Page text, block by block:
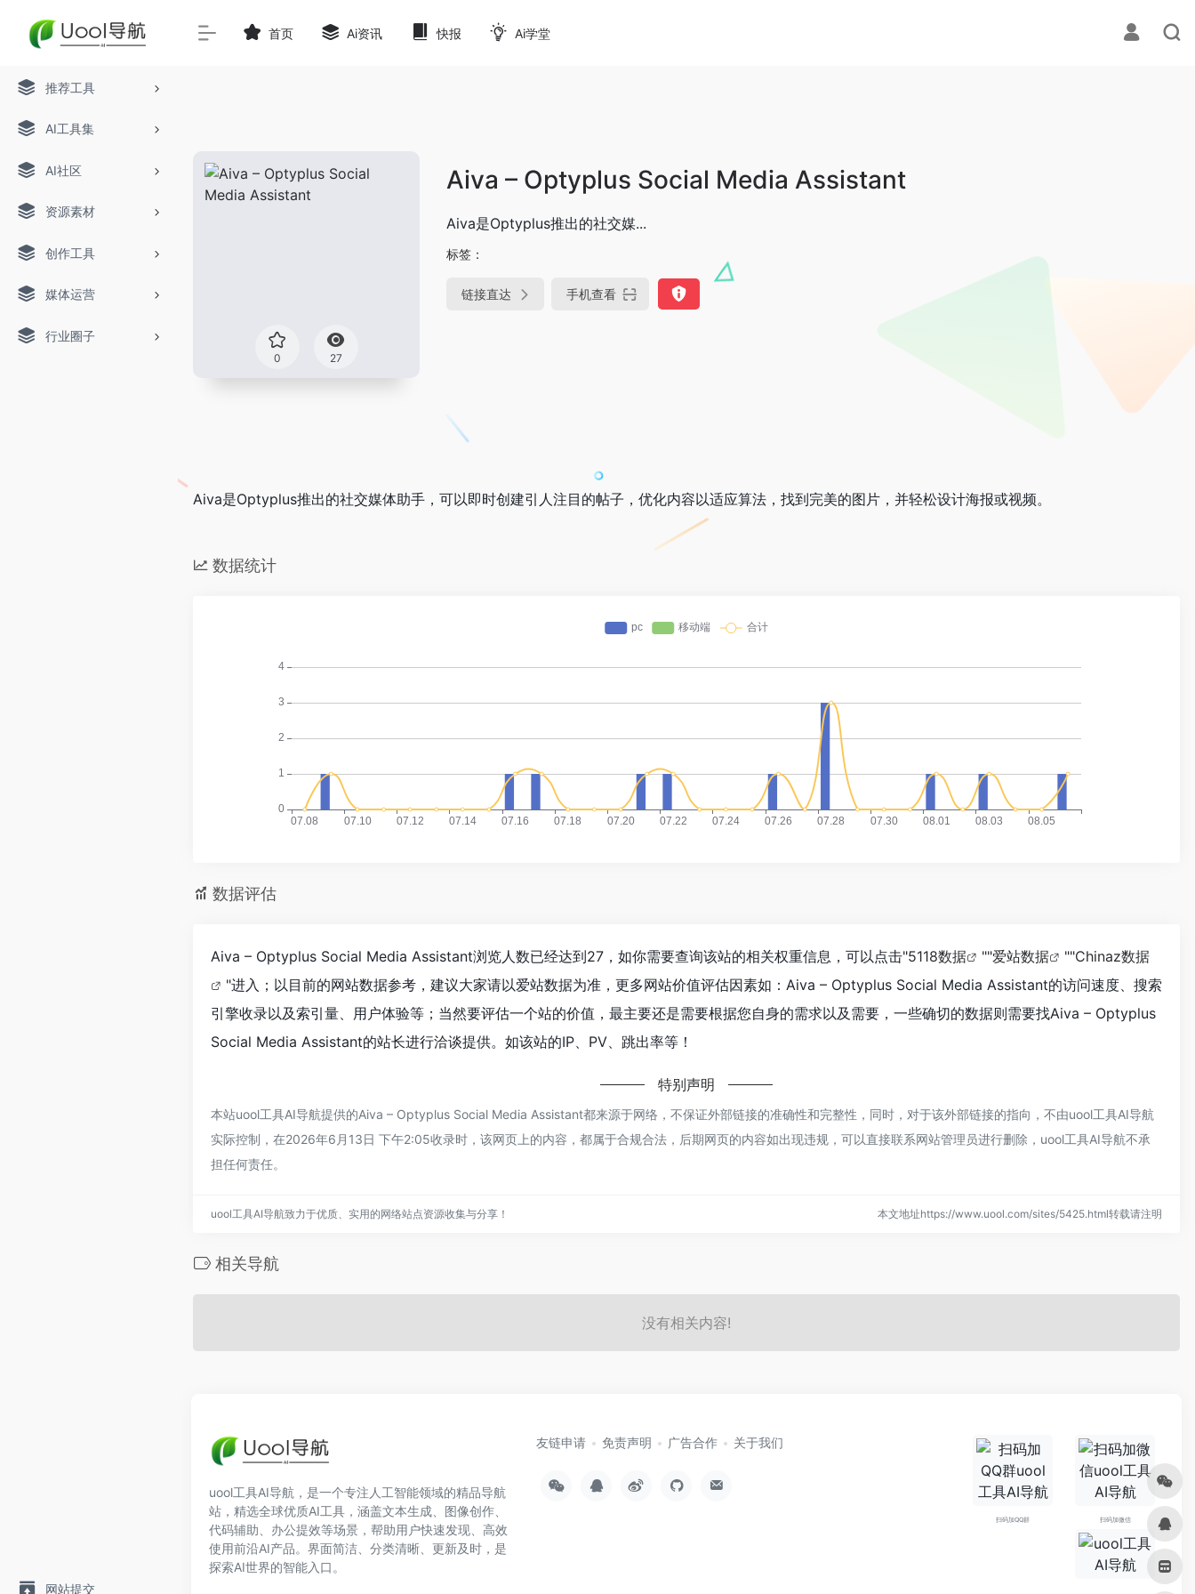
推荐工具
AI工具集
AI社区
资源素材
创作工具
媒体运营
行业圈子
网站提交
首页 Ai资讯 快报 Ai学堂
0 27
Aiva – Optyplus Social Media Assistant
Aiva是Optyplus推出的社交媒...
标签：
链接直达 手机查看
Aiva是Optyplus推出的社交媒体助手，可以即时创建引人注目的帖子，优化内容以适应算法，找到完美的图片，并轻松设计海报或视频。
数据统计
数据评估
Aiva – Optyplus Social Media Assistant浏览人数已经达到27，如你需要查询该站的相关权重信息，可以点击"5118数据 ""爱站数据 ""Chinaz数据
"进入；以目前的网站数据参考，建议大家请以爱站数据为准，更多网站价值评估因素如：Aiva – Optyplus Social Media Assistant的访问速度、搜索
引擎收录以及索引量、用户体验等；当然要评估一个站的价值，最主要还是需要根据您自身的需求以及需要，一些确切的数据则需要找Aiva – Optyplus
Social Media Assistant的站长进行洽谈提供。如该站的IP、PV、跳出率等！
特别声明
本站uool工具AI导航提供的Aiva – Optyplus Social Media Assistant都来源于网络，不保证外部链接的准确性和完整性，同时，对于该外部链接的指向，不由uool工具AI导航
实际控制，在2026年6月13日 下午2:05收录时，该网页上的内容，都属于合规合法，后期网页的内容如出现违规，可以直接联系网站管理员进行删除，uool工具AI导航不承
担任何责任。
uool工具AI导航致力于优质、实用的网络站点资源收集与分享！ 本文地址https://www.uool.com/sites/5425.html转载请注明
相关导航
没有相关内容!
uool工具AI导航，是一个专注人工智能领域的精品导航
站，精选全球优质AI工具，涵盖文本生成、图像创作、
代码辅助、办公提效等场景，帮助用户快速发现、高效
使用前沿AI产品。界面简洁、分类清晰、更新及时，是
探索AI世界的智能入口。
友链申请 免责声明 广告合作 关于我们
扫码加QQ群 扫码加微信